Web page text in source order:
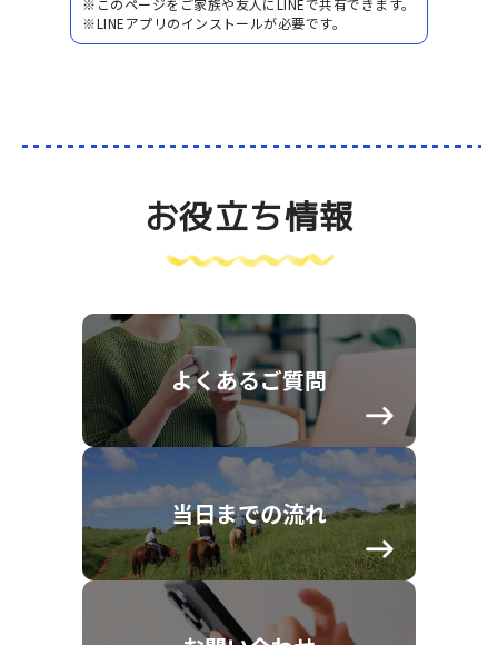
※このページをご家族や友人にLINEで共有できます。
※LINEアプリのインストールが必要です。
お役立ち情報
よくあるご質問
当日までの流れ